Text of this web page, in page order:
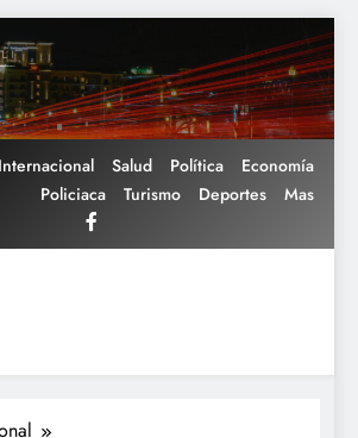
Internacional Salud Política
Economía
Policiaca
Turismo Deportes Mas